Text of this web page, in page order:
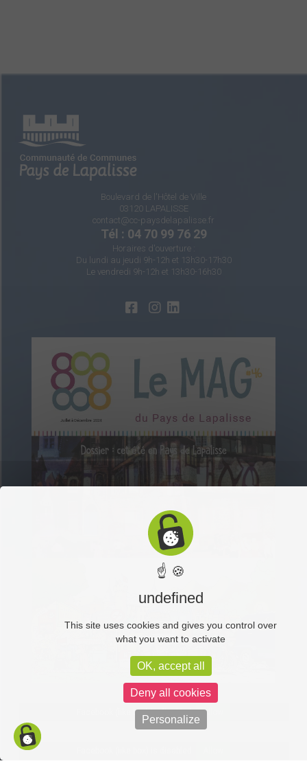
Boulevard de l'Hôtel de Ville
03120 LAPALISSE
contact@cc-paysdelapalisse.fr
Tél : 04 70 99 76 29
Horaires d'ouverture :
Du lundi au jeudi 9h-12h et 13h30-17h30
Le vendredi 9h-12h et 13h30-16h30
Facebook (like box) is disabled. Allow
☝ 🍪
undefined
This site uses cookies and gives you control over
what you want to activate
OK, accept all
Deny all cookies
Personalize